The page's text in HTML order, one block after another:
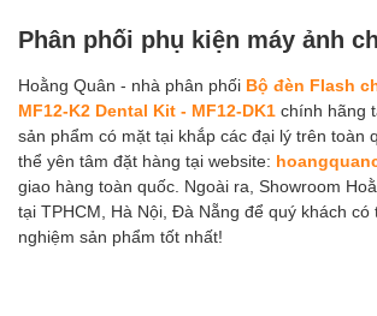
Phân phối phụ kiện máy ảnh
Hoằng Quân - nhà phân phối Bộ đèn Flash
MF12-K2 Dental Kit - MF12-DK1 chính hãng
sản phẩm có mặt tại khắp các đại lý trên toàn
thể yên tâm đặt hàng tại website:
giao hàng toàn quốc. Ngoài ra, Showroom
tại TPHCM, Hà Nội, Đà Nẵng để quý khách có
nghiệm sản phẩm tốt nhất!